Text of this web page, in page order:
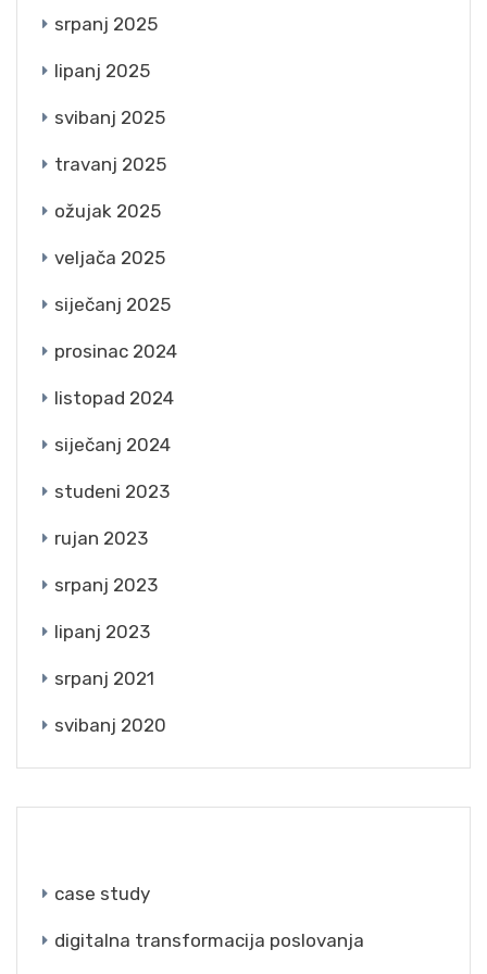
srpanj 2025
lipanj 2025
svibanj 2025
travanj 2025
ožujak 2025
veljača 2025
siječanj 2025
prosinac 2024
listopad 2024
siječanj 2024
studeni 2023
rujan 2023
srpanj 2023
lipanj 2023
srpanj 2021
svibanj 2020
case study
digitalna transformacija poslovanja